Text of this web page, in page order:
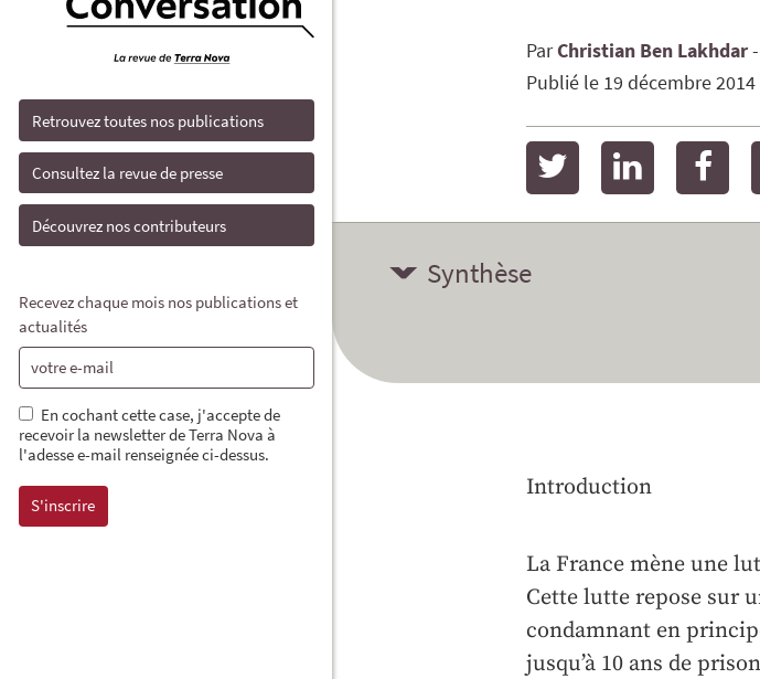
Retrouvez toutes nos publications
Consultez la revue de presse
Découvrez nos contributeurs
Recevez chaque mois nos publications et
actualités
En cochant cette case, j'accepte de
recevoir la newsletter de Terra Nova à
l'adesse e-mail renseignée ci-dessus.
ParChristian Ben Lakhdar
Publié le 19 décembre 2014
twitter linkedin
Synthèse
Introduction
La France mène une
Cette lutte repose sur
condamnant en
jusqu’à 10 ans de